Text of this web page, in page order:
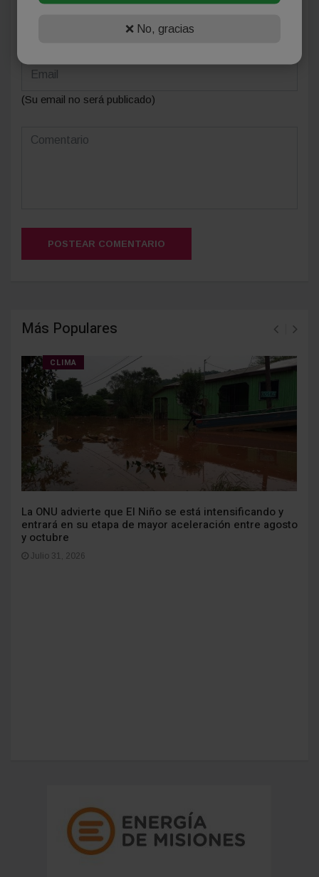
(Su email no será publicado)
POSTEAR COMENTARIO
Más Populares
CLIMA
La ONU advierte que El Niño se está intensificando y
entrará en su etapa de mayor aceleración entre agosto
y octubre
Julio 31, 2026
❌ No, gracias